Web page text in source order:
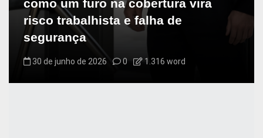
como um furo na cobertura vira
risco trabalhista e falha de
segurança
30 de junho de 2026 0 1.316 word